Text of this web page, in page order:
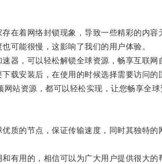
着网络封锁现象，导致一些精彩的内容
能很慢，这影响了我们的用户体验。
，可以轻松解锁全球资源，畅享互联网
安装后，在使用的时候选择需要访问
站资源，都可以轻松实现，让您畅享全球
的节点，保证传输速度，同时其独特的
用的，相信可以为广大用户提供很大的